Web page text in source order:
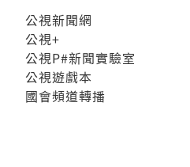
公視新聞網
公視+
公視P#新聞實驗室
公視遊戲本
國會頻道轉播